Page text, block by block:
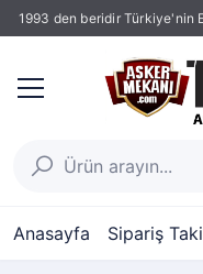
1993 den beridir Türkiye'nin
Anasayfa Sipariş